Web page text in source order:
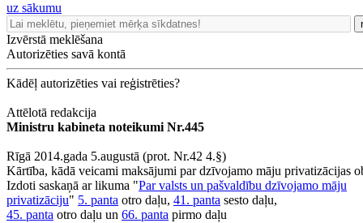
uz sākumu
Izvērstā meklēšana
Autorizēties savā kontā
Kādēļ autorizēties vai reģistrēties?
Attēlotā redakcija
Ministru kabineta noteikumi Nr.445
Rīgā 2014.gada 5.augustā (prot. Nr.42 4.§)
Kārtība, kādā veicami maksājumi par dzīvojamo māju privatizācijas
Izdoti saskaņā ar likuma "Par valsts un pašvaldību dzīvojamo māju
privatizāciju" 5. panta otro daļu, 41. panta sesto daļu,
45. panta otro daļu un 66. panta pirmo daļu